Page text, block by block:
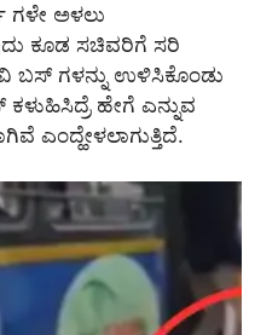
ಅಳಲು
ಕೂಡ ಸಚಿವರಿಗೆ ಸರಿ
ಬಸ್‌ ಗಳನ್ನು ಉಳಿಸಿಕೊಂಡು
ಹೇಗೆ ಎನ್ನುವ
ಎಂದ್ಹೇಳಲಾಗುತ್ತಿದೆ.